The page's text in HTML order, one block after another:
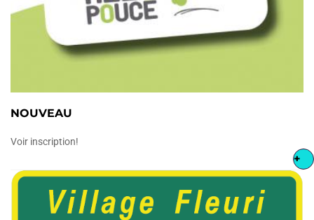
NOUVEAU
Voir inscription!
+